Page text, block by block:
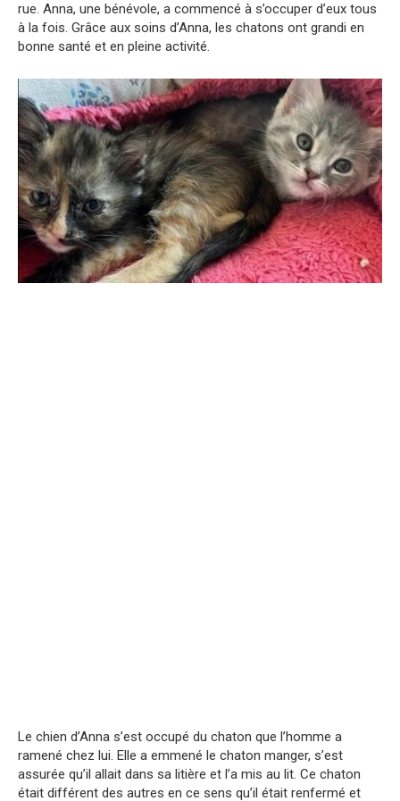
rue. Anna, une bénévole, a commencé à s’occuper d’eux tous
à la fois. Grâce aux soins d’Anna, les chatons ont grandi en
bonne santé et en pleine activité.
Le chien d’Anna s’est occupé du chaton que l’homme a
ramené chez lui. Elle a emmené le chaton manger, s’est
assurée qu’il allait dans sa litière et l’a mis au lit. Ce chaton
était différent des autres en ce sens qu’il était renfermé et